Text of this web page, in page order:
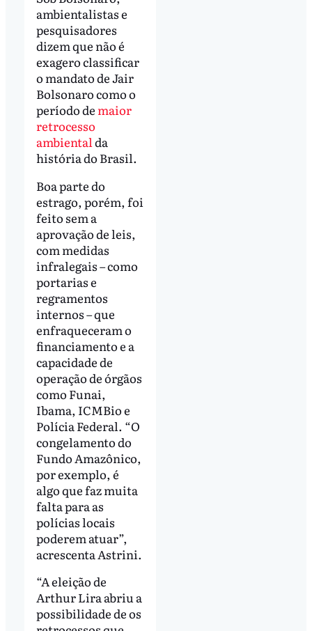
ambientalistas e
pesquisadores
dizem que não é
exagero classificar
o mandato de Jair
Bolsonaro como o
período de maior
retrocesso
ambiental da
história do Brasil.
Boa parte do
estrago, porém, foi
feito sem a
aprovação de leis,
com medidas
infralegais – como
portarias e
regramentos
internos – que
enfraqueceram o
financiamento e a
capacidade de
operação de órgãos
como Funai,
Ibama, ICMBio e
Polícia Federal. “O
congelamento do
Fundo Amazônico,
por exemplo, é
algo que faz muita
falta para as
polícias locais
poderem atuar”,
acrescenta Astrini.
“A eleição de
Arthur Lira abriu a
possibilidade de os